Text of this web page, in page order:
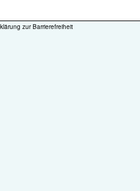
zur Barrierefreiheit